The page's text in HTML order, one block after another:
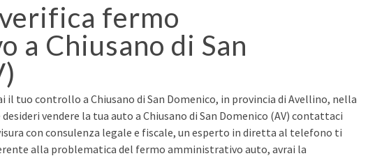
fermo
a Chiusano di San
il tuo controllo a Chiusano di San Domenico, in provincia di Avellino, nella
vendere la tua auto a Chiusano di San Domenico (AV) contattaci
con consulenza legale e fiscale, un esperto in diretta al telefono ti
alla problematica del fermo amministrativo auto, avrai la